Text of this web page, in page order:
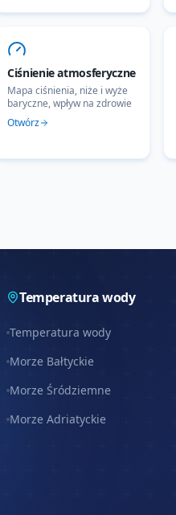
Ciśnienie atmosferyczne
Mapa ciśnienia, niże i wyże
baryczne, wpływ na zdrowie
Otwórz
Temperatura wody
Temperatura wody
Morze Bałtyckie
Morze Śródziemne
Morze Adriatyckie